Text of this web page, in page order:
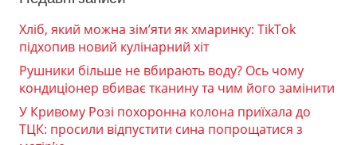
Хліб, який можна зім’яти як хмаринку: TikTok
підхопив новий кулінарний хіт
Рушники більше не вбирають воду? Ось чому
кондиціонер вбиває тканину та чим його замінити
У Кривому Розі похоронна колона приїхала до
ТЦК: просили відпустити сина попрощатися з